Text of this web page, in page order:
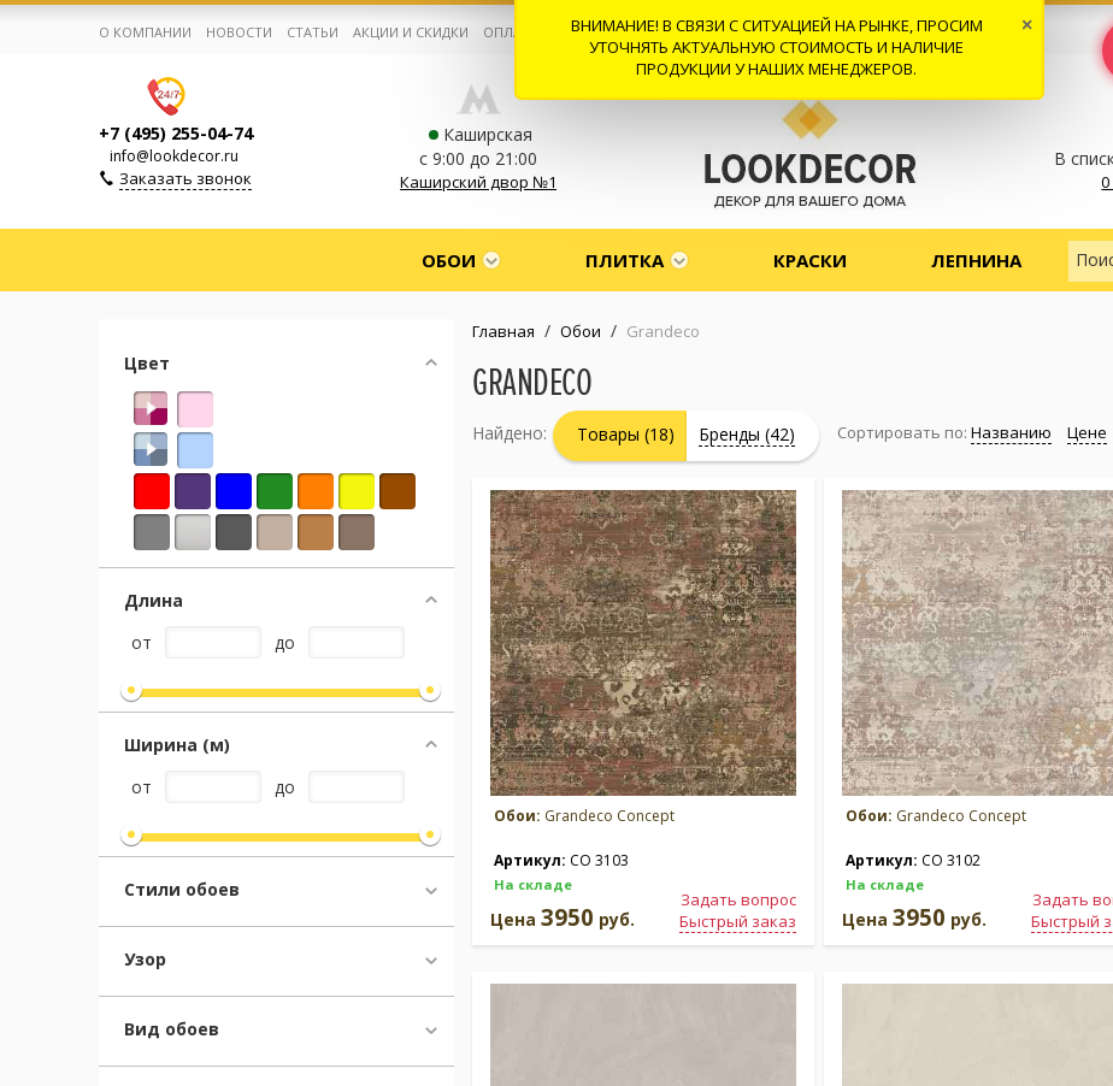
Корзина:0
Избранное:0 товаров
Каталог
Компания
Москва
Заказать обратный звонок
О КОМПАНИИ НОВОСТИ СТАТЬИ АКЦИИ И СКИДКИ ОПЛАТА И ДОСТАВКА СОТРУДНИЧЕСТВО КОНТАКТЫ ОТЗЫВЫ
+7 (495) 255-04-74
info@lookdecor.ru
Заказать звонок
Каширская
с 9:00 до 21:00
Каширский двор №1
В
ОБОИ ПЛИТКА КРАСКИ ЛЕПНИНА
Цвет
Длина
от
до
Ширина (м)
от
до
Стили обоев
Узор
Вид обоев
Главная / Обои / Grandeco
GRANDECO
Сортировать по: Названию Цене
Найдено: Товары (18) Бренды (42)
Обои: Grandeco Concept
Артикул: CO 3103
На складе
Задать вопрос
Быстрый заказ
Цена 3950 руб.
Обои: Grandeco Concept
Артикул: CO 3102
На складе
Задать
Быстрый
Цена 3950 руб.
ВНИМАНИЕ! В СВЯЗИ С СИТУАЦИЕЙ НА РЫНКЕ, ПРОСИМ
УТОЧНЯТЬ АКТУАЛЬНУЮ СТОИМОСТЬ И НАЛИЧИЕ
ПРОДУКЦИИ У НАШИХ МЕНЕДЖЕРОВ.
×